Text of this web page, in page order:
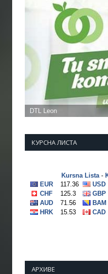
КУРСНА ЛИСТА
АРХИВЕ